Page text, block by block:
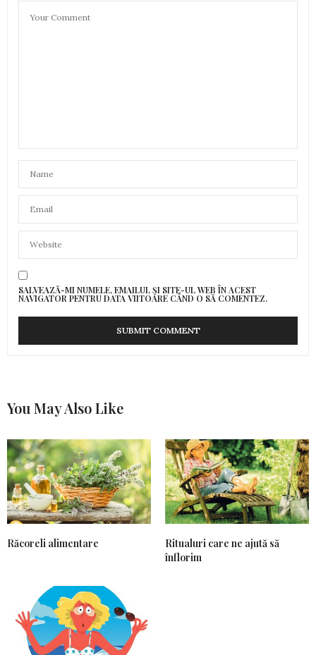
SALVEAZĂ-MI NUMELE, EMAILUL ȘI SITE-UL WEB ÎN ACEST
NAVIGATOR PENTRU DATA VIITOARE CÂND O SĂ COMENTEZ.
You May Also Like
Răcoreli alimentare
Ritualuri care ne ajută să
înflorim